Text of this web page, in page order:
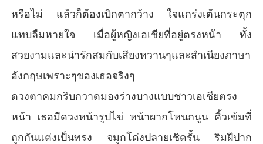
หรือไม่ แล้วก็ต้องเบิกตากว้าง ใจแกร่งเต้นกระตุก
แทบลืมหายใจ เมื่อผู้หญิงเอเชียที่อยู่ตรงหน้า ทั้ง
สวยงามและน่ารักสมกับเสียงหวานๆและสำเนียงภาษา
อังกฤษเพราะๆของเธอจริงๆ
ดวงตาคมกริบกวาดมองร่างบางแบบชาวเอเชียตรง
หน้า เธอมีดวงหน้ารูปไข่ หน้าผากโหนกนูน คิ้วเข้มที่
ถูกกันแต่งเป็นทรง จมูกโด่งปลายเชิดรั้น ริมฝีปาก